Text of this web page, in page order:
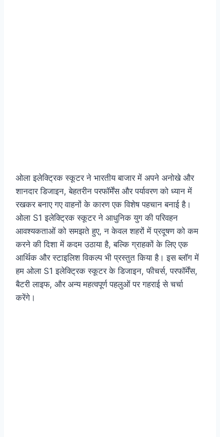
ओला इलेक्ट्रिक स्कूटर ने भारतीय बाजार में अपने अनोखे और
शानदार डिजाइन, बेहतरीन परफॉर्मेंस और पर्यावरण को ध्यान में
रखकर बनाए गए वाहनों के कारण एक विशेष पहचान बनाई है।
ओला S1 इलेक्ट्रिक स्कूटर ने आधुनिक युग की परिवहन
आवश्यकताओं को समझते हुए, न केवल शहरों में प्रदूषण को कम
करने की दिशा में कदम उठाया है, बल्कि ग्राहकों के लिए एक
आर्थिक और स्टाइलिश विकल्प भी प्रस्तुत किया है। इस ब्लॉग में
हम ओला S1 इलेक्ट्रिक स्कूटर के डिजाइन, फीचर्स, परफॉर्मेंस,
बैटरी लाइफ, और अन्य महत्वपूर्ण पहलुओं पर गहराई से चर्चा
करेंगे।